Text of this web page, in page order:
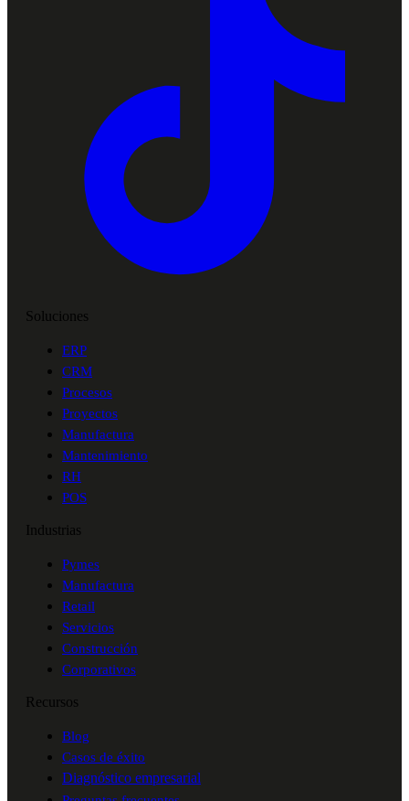
Soluciones
ERP
CRM
Procesos
Proyectos
Manufactura
Mantenimiento
RH
POS
Industrias
Pymes
Manufactura
Retail
Servicios
Construcción
Corporativos
Recursos
Blog
Casos de éxito
Diagnóstico empresarial